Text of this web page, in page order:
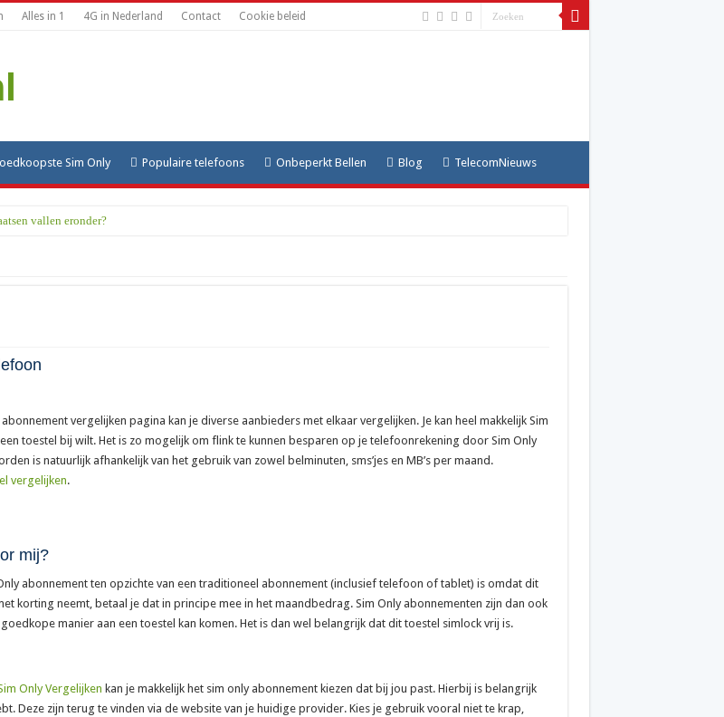
Alles in 1 4G in Nederland Contact Cookie beleid
Sim Only Populaire telefoons Onbeperkt Bellen Blog TelecomNieuws
vallen eronder?
vergelijken pagina kan je diverse aanbieders met elkaar vergelijken. Je kan heel makkelijk Sim
toestel bij wilt. Het is zo mogelijk om flink te kunnen besparen op je telefoonrekening door Sim Only
is natuurlijk afhankelijk van het gebruik van zowel belminuten, sms’jes en MB’s per maand.
vergelijken.
mij?
abonnement ten opzichte van een traditioneel abonnement (inclusief telefoon of tablet) is omdat dit
korting neemt, betaal je dat in principe mee in het maandbedrag. Sim Only abonnementen zijn dan ook
manier aan een toestel kan komen. Het is dan wel belangrijk dat dit toestel simlock vrij is.
Only Vergelijken kan je makkelijk het sim only abonnement kiezen dat bij jou past. Hierbij is belangrijk
Deze zijn terug te vinden via de website van je huidige provider. Kies je gebruik vooral niet te krap,